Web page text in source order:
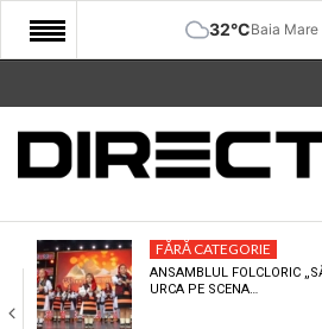
32°CBaia Mare
START
COMUNITATE
CULTURA
ECONOMIE
FĂRĂ CATEGORIE
ANSAMBLUL FOLCLORIC
URCA PE SCENA…